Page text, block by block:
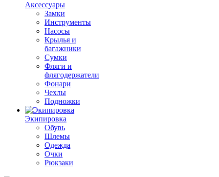
Аксессуары
Замки
Инструменты
Насосы
Крылья и
багажники
Сумки
Фляги и
флягодержатели
Фонари
Чехлы
Подножки
Экипировка
Обувь
Шлемы
Одежда
Очки
Рюкзаки